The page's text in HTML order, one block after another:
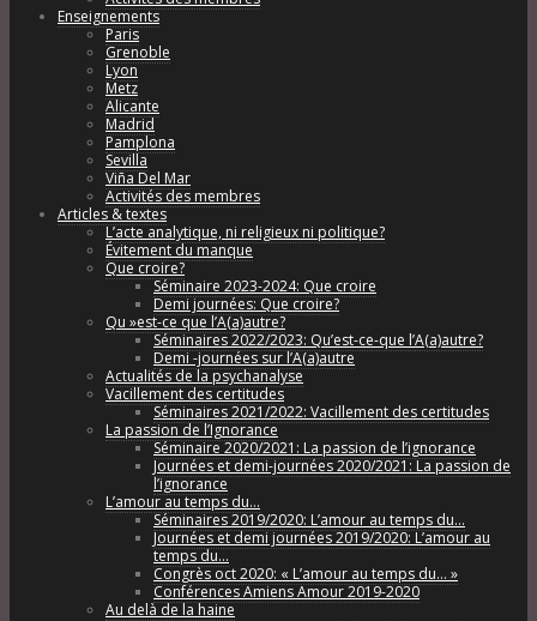
Enseignements
Paris
Grenoble
Lyon
Metz
Alicante
Madrid
Pamplona
Sevilla
Viña Del Mar
Activités des membres
Articles & textes
L’acte analytique, ni religieux ni politique?
Évitement du manque
Que croire?
Séminaire 2023-2024: Que croire
Demi journées: Que croire?
Qu »est-ce que l’A(a)autre?
Séminaires 2022/2023: Qu’est-ce-que l’A(a)autre?
Demi -journées sur l’A(a)autre
Actualités de la psychanalyse
Vacillement des certitudes
Séminaires 2021/2022: Vacillement des certitudes
La passion de l’Ignorance
Séminaire 2020/2021: La passion de l’ignorance
Journées et demi-journées 2020/2021: La passion de
l’ignorance
L’amour au temps du…
Séminaires 2019/2020: L’amour au temps du…
Journées et demi journées 2019/2020: L’amour au
temps du…
Congrès oct 2020: « L’amour au temps du… »
Conférences Amiens Amour 2019-2020
Au delà de la haine